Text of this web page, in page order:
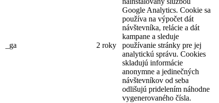
_ga 2 roky
Google Analytics. Cookie sa
používa na výpočet dát
návštevníka, relácie a dát
kampane a sleduje
používanie stránky pre jej
analytickú správu. Cookies
skladujú informácie
anonymne a jedinečných
návštevníkov od seba
odlišujú pridelením náhodne
vygenerovaného čísla.